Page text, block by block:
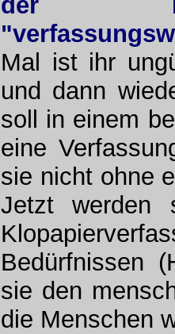
Mal ist ihr
und dann
soll in einem
eine
sie nicht ohne
Jetzt werden
Bedürfnissen
sie den
die Menschen